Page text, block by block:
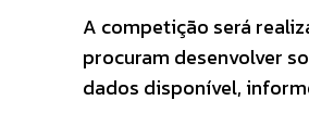
A competição será
procuram desenvolver
dados disponível,